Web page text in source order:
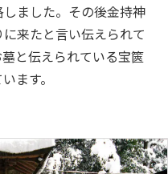
ました。その後金持神
来たと言い伝えられて
と伝えられている宝篋
ます。